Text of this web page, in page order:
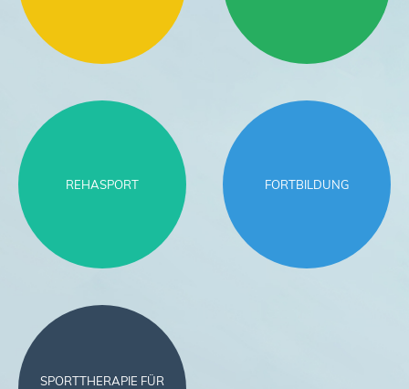
REHASPORT FORTBILDUNG
SPORTTHERAPIE FÜR